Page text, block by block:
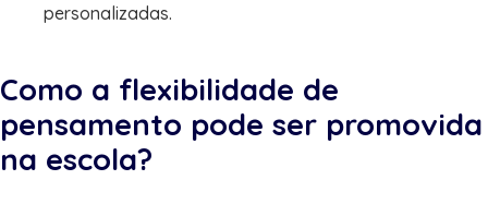
personalizadas.
Como a flexibilidade de
pensamento pode ser promovida
na escola?